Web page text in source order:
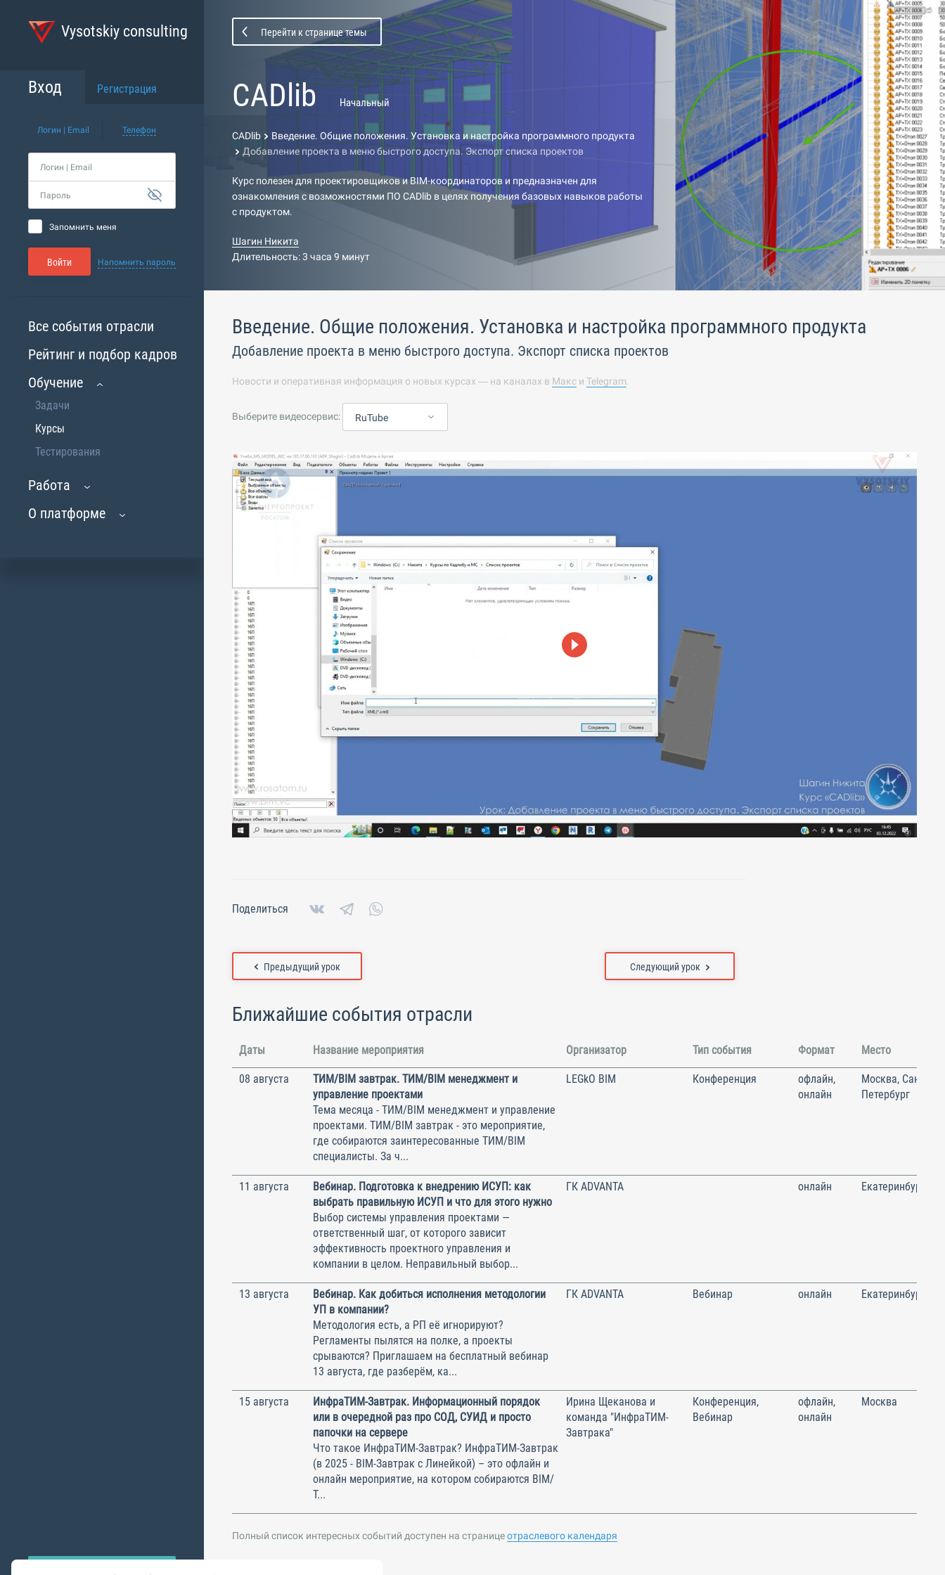
Vysotskiy consulting
Вход Регистрация
Логин | Email Телефон
Логин | Email
Пароль
Запомнить меня
Войти Напомнить пароль
Все события отрасли
Рейтинг и подбор кадров
Обучение
Задачи
Курсы
Тестирования
Работа
О платформе
Перейти к странице темы
CADlib Начальный
CADlib
Введение. Общие положения. Установка и настройка программного продукта
Добавление проекта в меню быстрого доступа. Экспорт списка проектов
Курс полезен для проектировщиков и BIM-координаторов и предназначен для
ознакомления с возможностями ПО CADlib в целях получения базовых навыков работы
с продуктом.
Шагин Никита
Длительность: 3 часа 9 минут
Введение. Общие положения. Установка и настройка программного продукта
Добавление проекта в меню быстрого доступа. Экспорт списка проектов
Новости и оперативная информация о новых курсах — на каналах в Макс и Telegram
Выберите видеосервис: RuTube
Поделиться
Предыдущий урок Следующий урок
Ближайшие события отрасли
Даты Название мероприятия Организатор Тип события Формат Место
08 августа
ТИМ/BIM завтрак. ТИМ/BIM менеджмент и
управление проектами
Тема месяца - ТИМ/BIM менеджмент и управление
проектами. ТИМ/BIM завтрак - это мероприятие,
где собираются заинтересованные ТИМ/BIM
специалисты. За ч...
LEGkO BIM Конференция
офлайн,
онлайн
Москва, Санкт-
Петербург
11 августа
Вебинар. Подготовка к внедрению ИСУП: как
выбрать правильную ИСУП и что для этого нужно
Выбор системы управления проектами —
ответственный шаг, от которого зависит
эффективность проектного управления и
компании в целом. Неправильный выбор...
ГК ADVANTA онлайн Екатеринбург
13 августа
Вебинар. Как добиться исполнения методологии
УП в компании?
Методология есть, а РП её игнорируют?
Регламенты пылятся на полке, а проекты
срываются? Приглашаем на бесплатный вебинар
13 августа, где разберём, ка...
ГК ADVANTA Вебинар онлайн Екатеринбург
15 августа
ИнфраТИМ-Завтрак. Информационный порядок
или в очередной раз про СОД, СУИД и просто
папочки на сервере
Что такое ИнфраТИМ-Завтрак? ИнфраТИМ-Завтрак
(в 2025 - BIM-Завтрак с Линейкой) – это офлайн и
онлайн мероприятие, на котором собираются BIM/
Т...
Ирина Щеканова и
команда "ИнфраТИМ-
Завтрака"
Конференция,
Вебинар
офлайн,
онлайн
Москва
Полный список интересных событий доступен на страницеотраслевого календаря